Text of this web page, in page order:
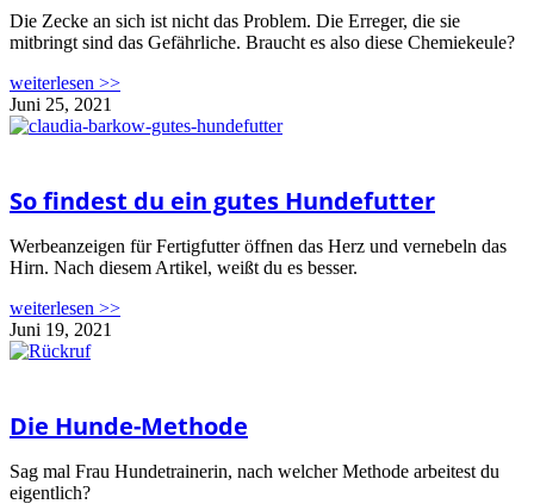
Die Zecke an sich ist nicht das Problem. Die Erreger, die sie
mitbringt sind das Gefährliche. Braucht es also diese Chemiekeule?
weiterlesen >>
Juni 25, 2021
So findest du ein gutes Hundefutter
Werbeanzeigen für Fertigfutter öffnen das Herz und vernebeln das
Hirn. Nach diesem Artikel, weißt du es besser.
weiterlesen >>
Juni 19, 2021
Die Hunde-Methode
Sag mal Frau Hundetrainerin, nach welcher Methode arbeitest du
eigentlich?